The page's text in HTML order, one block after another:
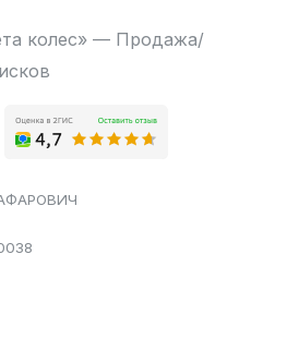
колес» — Продажа/